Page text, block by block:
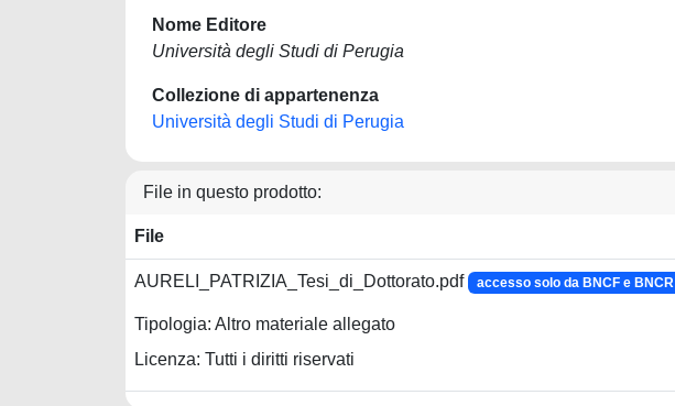
Nome Editore
Università degli Studi di Perugia
Collezione di appartenenza
Università degli Studi di Perugia
File in questo prodotto:
File
AURELI_PATRIZIA_Tesi_di_Dottorato.pdf accesso solo da BNCF e BNCR
Tipologia: Altro materiale allegato
Licenza: Tutti i diritti riservati